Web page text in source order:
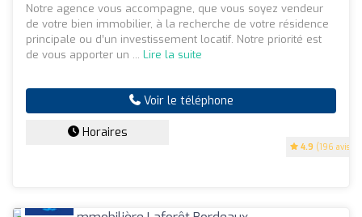
4.9 (196 avis)
Notre agence vous accompagne, que vous soyez vendeur
de votre bien immobilier, à la recherche de votre résidence
principale ou d’un investissement locatif. Notre priorité est
de vous apporter un ... Lire la suite
Voir le téléphone
Horaires